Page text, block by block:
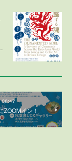
06:47
ZOOMイン！